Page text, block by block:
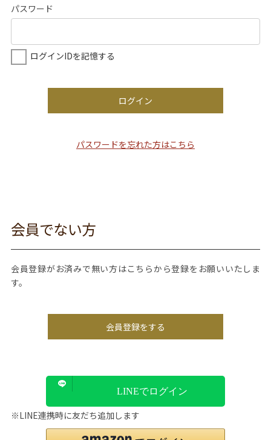
パスワード
ログインIDを記憶する
ログイン
パスワードを忘れた方はこちら
会員でない方
会員登録がお済みで無い方はこちらから登録をお願いいたしま
す。
会員登録をする
LINEでログイン
※LINE連携時に友だち追加します